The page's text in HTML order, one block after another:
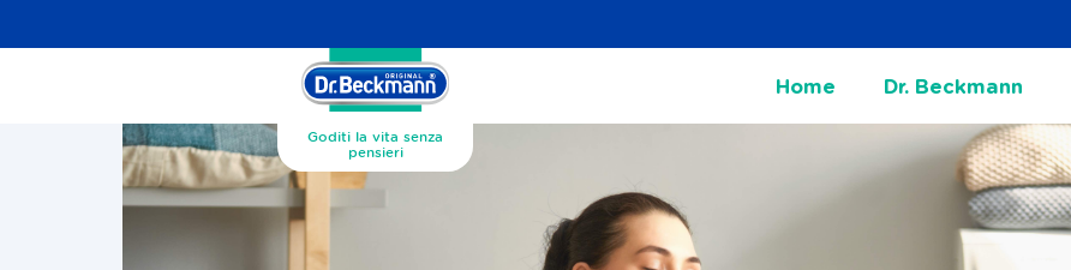
Goditi la vita senza
pensieri
Home Dr. Beckmann